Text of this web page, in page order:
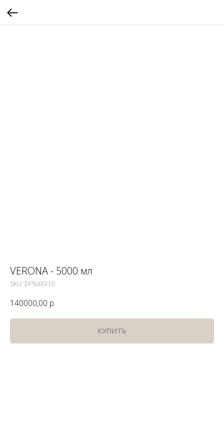
VERONA - 5000 мл
SKU: DF5000/10
140000,00 р.
КУПИТЬ